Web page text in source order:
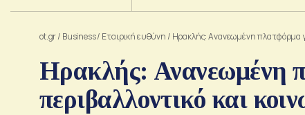
ot.gr/ Business/ Εταιρική ευθύνη / Ηρακλής: Ανανεωμένη πλατφόρμα
Ηρακλής: Ανανεωμένη
περιβαλλοντικό και